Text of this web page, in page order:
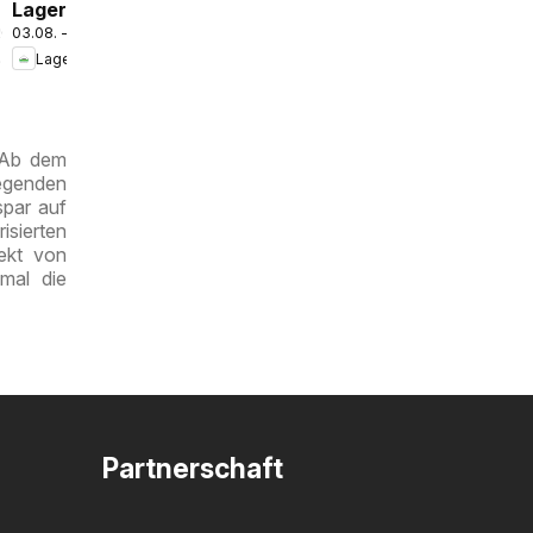
Lagerhaus
Wochen
Angebote
03.08. - 16.08.2026
Lagerhaus
dem
auf
von
die
Partnerschaft